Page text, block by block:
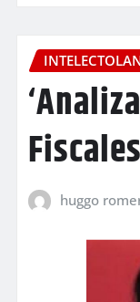
huggo